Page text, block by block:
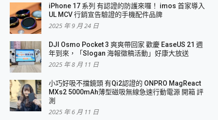
iPhone 17 系列 有認證的防護來囉！ imos 首家導入
UL MCV 行銷宣告驗證的手機配件品牌
2025 年 9 月 24 日
DJI Osmo Pocket 3 爽爽帶回家 歡慶 EaseUS 21 週
年到來，「Slogan 海報徵稿活動」好康大放送
2025 年 8 月 11 日
小巧好吸不擋鏡頭 有Qi2認證的 ONPRO MagReact
MXs2 5000mAh薄型磁吸無線急速行動電源 開箱 評
測
2025 年 6 月 11 日